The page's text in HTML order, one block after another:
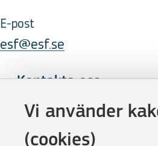
Vi använder
(cookies)
E-post
esf@esf.se
Kontakta oss
Följ oss
LinkedIn